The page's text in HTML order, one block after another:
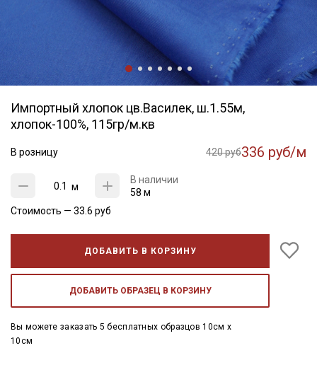
Импортный хлопок цв.Василек, ш.1.55м,
хлопок-100%, 115гр/м.кв
В розницу 420 руб336 руб/м
м
В наличии
58 м
Стоимость — 33.6 руб
ДОБАВИТЬ В КОРЗИНУ
ДОБАВИТЬ ОБРАЗЕЦ В КОРЗИНУ
Вы можете заказать 5 бесплатных образцов 10см x
10см